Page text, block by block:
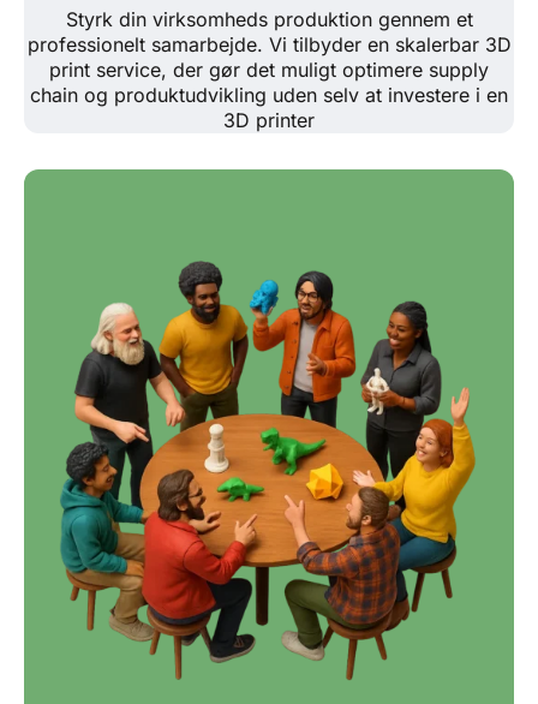
Styrk din virksomheds produktion gennem et
professionelt samarbejde. Vi tilbyder en skalerbar 3D
print service, der gør det muligt optimere supply
chain og produktudvikling uden selv at investere i en
3D printer